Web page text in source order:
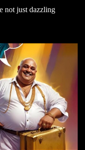
not just dazzling